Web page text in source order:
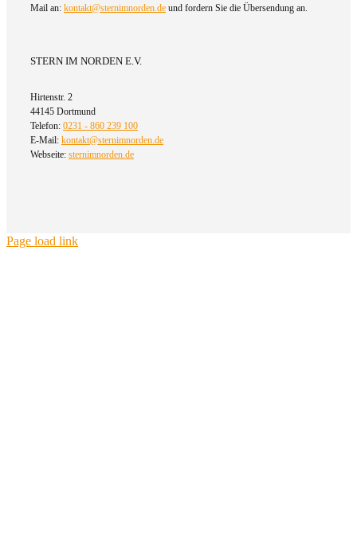
Mail an: kontakt@sternimnorden.de und fordern Sie die Übersendung an.
STERN IM NORDEN E.V.
Hirtenstr. 2
44145 Dortmund
Telefon: 0231 - 860 239 100
E-Mail: kontakt@sternimnorden.de
Webseite: sternimnorden.de
Page load link